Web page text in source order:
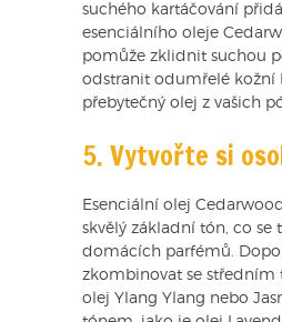
suchého kartáčování
esenciálního oleje
pomůže zklidnit suchou
odstranit odumřelé kožní
přebytečný olej z vašich
5. Vytvořte si
Esenciální olej
skvělý základní tón, co se
domácích parfémů.
zkombinovat se středním
olej Ylang Ylang nebo